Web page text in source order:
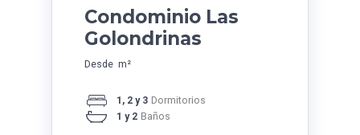
Condominio Las
Golondrinas
Desde m²
1, 2 y 3 Dormitorios
1 y 2 Baños